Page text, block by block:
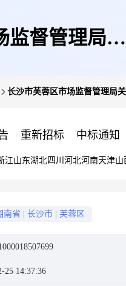
监督管理局关
长沙市芙蓉区市场监督管理局
重新招标 中标通知
江山东湖北四川 河北河南天津山
南省 长沙市 芙蓉区
25 14:37:36